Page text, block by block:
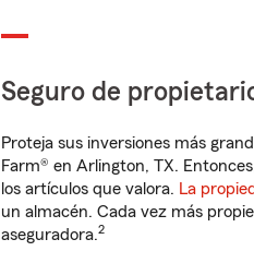
Seguro de
Proteja sus inversiones más
Farm® en Arlington, TX.
los artículos que valora. La
un almacén. Cada vez más
aseguradora.2